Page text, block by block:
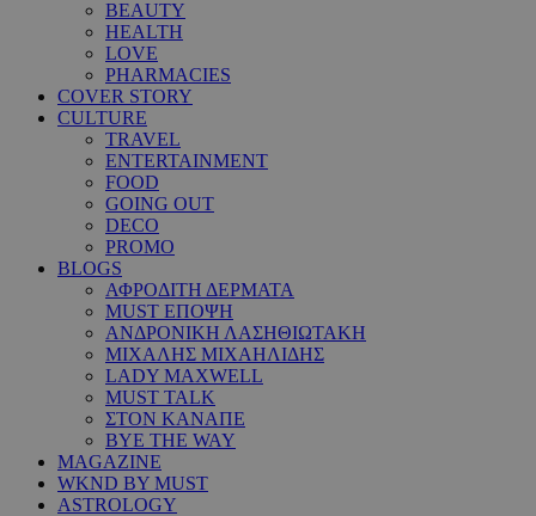
BEAUTY
HEALTH
LOVE
PHARMACIES
COVER STORY
CULTURE
TRAVEL
ENTERTAINMENT
FOOD
GOING OUT
DECO
PROMO
BLOGS
ΑΦΡΟΔΙΤΗ ΔΕΡΜΑΤΑ
MUST ΕΠΟΨΗ
ΑΝΔΡΟΝΙΚΗ ΛΑΣΗΘΙΩΤΑΚΗ
ΜΙΧΑΛΗΣ ΜΙΧΑΗΛΙΔΗΣ
LADY MAXWELL
MUST TALK
ΣΤΟΝ ΚΑΝΑΠΕ
BYE THE WAY
MAGAZINE
WKND BY MUST
ASTROLOGY